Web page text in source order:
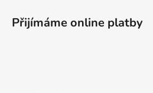
Přijímáme online platby